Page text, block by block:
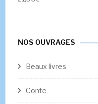
NOS OUVRAGES
Beaux livres
Conte